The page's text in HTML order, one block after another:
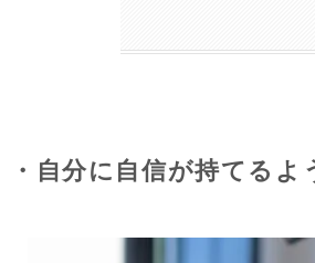
・自分に自信が持てるよ